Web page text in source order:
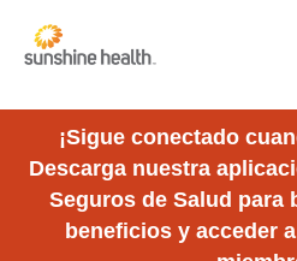
¡Sigue conectado
Descarga nuestra
Seguros de Salud para
beneficios y acceder